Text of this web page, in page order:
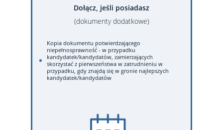
Dołącz, jeśli posiadasz
(dokumenty dodatkowe)
Kopia dokumentu potwierdzającego
niepełnosprawność - w przypadku
kandydatek/kandydatów, zamierzających
skorzystać z pierwszeństwa w zatrudnieniu w
przypadku, gdy znajdą się w gronie najlepszych
kandydatek/kandydatów